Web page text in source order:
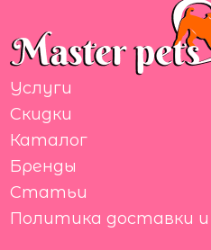
Услуги
Скидки
Каталог
Бренды
Статьи
Политика доставки